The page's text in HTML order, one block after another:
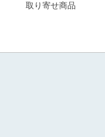
取り寄せ商品